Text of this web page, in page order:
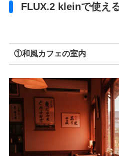
FLUX.2 kleinで使え
①和風カフェの室内